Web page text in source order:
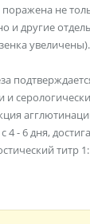
не
и другие
увеличены).
и
4 - 6 дня,
титр